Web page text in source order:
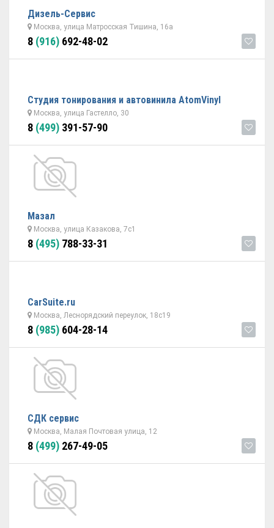
Дизель-Сервис
Москва, улица Матросская Тишина, 16а
8 (916) 692-48-02
Студия тонирования и автовинила AtomVinyl
Москва, улица Гастелло, 30
8 (499) 391-57-90
Мазал
Москва, улица Казакова, 7с1
8 (495) 788-33-31
CarSuite.ru
Москва, Леснорядский переулок, 18с19
8 (985) 604-28-14
СДК сервис
Москва, Малая Почтовая улица, 12
8 (499) 267-49-05